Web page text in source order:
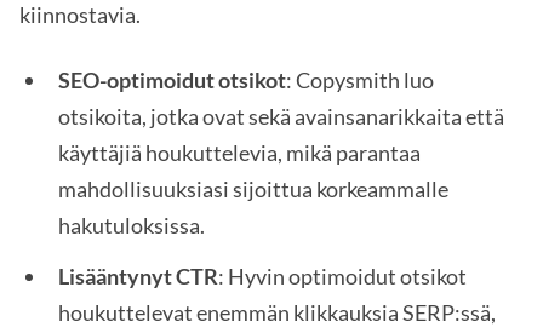
kiinnostavia.
SEO-optimoidut otsikot: Copysmith luo
otsikoita, jotka ovat sekä avainsanarikkaita että
käyttäjiä houkuttelevia, mikä parantaa
mahdollisuuksiasi sijoittua korkeammalle
hakutuloksissa.
Lisääntynyt CTR: Hyvin optimoidut otsikot
houkuttelevat enemmän klikkauksia SERP:ssä,